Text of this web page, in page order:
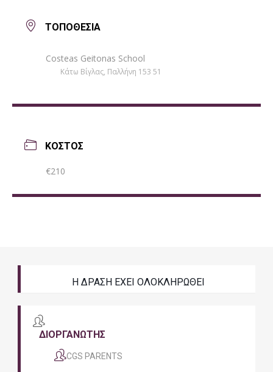
ΤΟΠΟΘΕΣΙΑ
Costeas Geitonas School
Κάτω Βίγλας, Παλλήνη 153 51
ΚΟΣΤΟΣ
€210
Η ΔΡΑΣΗ ΕΧΕΙ ΟΛΟΚΛΗΡΩΘΕΙ
ΔΙΟΡΓΑΝΩΤΗΣ
CGS PARENTS